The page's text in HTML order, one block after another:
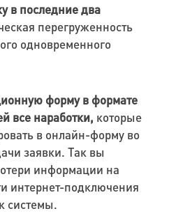
в последние два
перегруженность
одновременного
форму в формате
все наработки, которые
в онлайн-форму во
заявки. Так вы
информации на
интернет-подключения
системы.